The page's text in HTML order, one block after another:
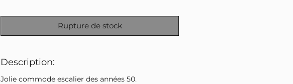
Rupture de stock
Description:
Jolie commode escalier des années 50.